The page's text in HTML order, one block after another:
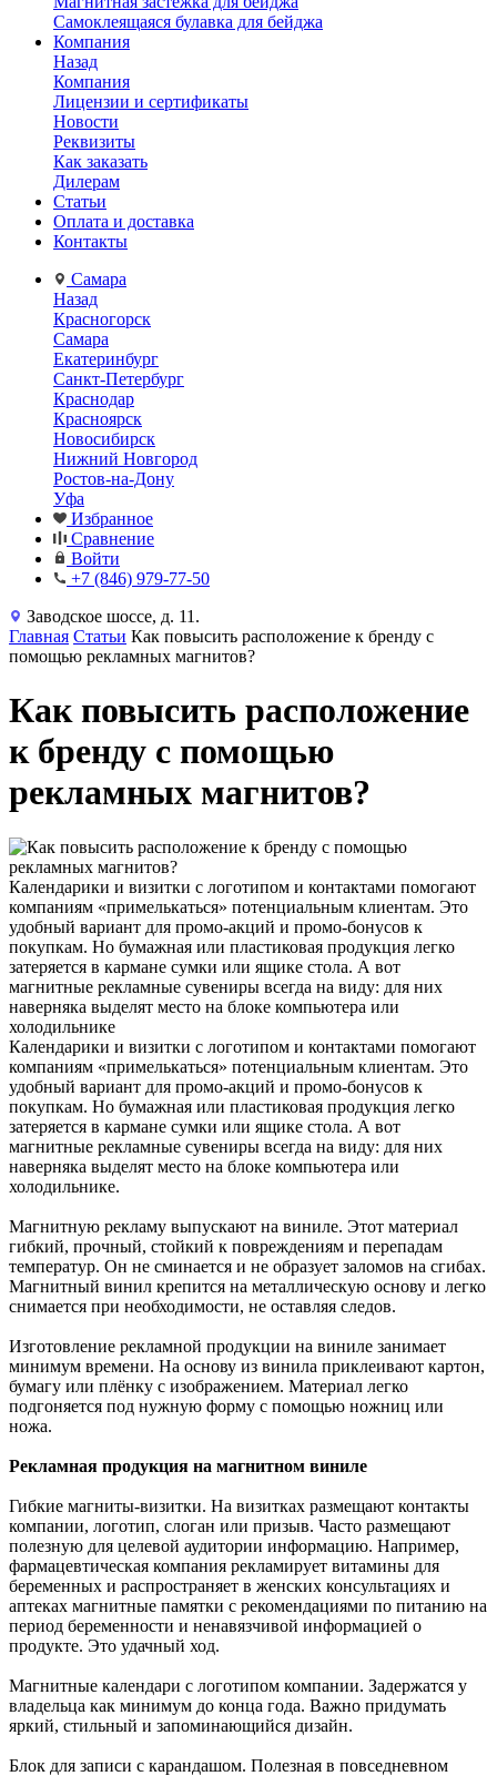
Самоклеящаяся булавка для бейджа
Компания
Назад
Компания
Лицензии и сертификаты
Новости
Реквизиты
Как заказать
Дилерам
Статьи
Оплата и доставка
Контакты
Самара
Назад
Красногорск
Самара
Екатеринбург
Санкт-Петербург
Краснодар
Красноярск
Новосибирск
Нижний Новгород
Ростов-на-Дону
Уфа
Избранное
Сравнение
Войти
+7 (846) 979-77-50
Заводское шоссе, д. 11.
Главная Статьи Как повысить расположение к бренду с
помощью рекламных магнитов?
Как повысить расположение
к бренду с помощью
рекламных магнитов?
Календарики и визитки с логотипом и контактами помогают
компаниям «примелькаться» потенциальным клиентам. Это
удобный вариант для промо-акций и промо-бонусов к
покупкам. Но бумажная или пластиковая продукция легко
затеряется в кармане сумки или ящике стола. А вот
магнитные рекламные сувениры всегда на виду: для них
наверняка выделят место на блоке компьютера или
холодильнике
Календарики и визитки с логотипом и контактами помогают
компаниям «примелькаться» потенциальным клиентам. Это
удобный вариант для промо-акций и промо-бонусов к
покупкам. Но бумажная или пластиковая продукция легко
затеряется в кармане сумки или ящике стола. А вот
магнитные рекламные сувениры всегда на виду: для них
наверняка выделят место на блоке компьютера или
холодильнике.
Магнитную рекламу выпускают на виниле. Этот материал
гибкий, прочный, стойкий к повреждениям и перепадам
температур. Он не сминается и не образует заломов на сгибах.
Магнитный винил крепится на металлическую основу и легко
снимается при необходимости, не оставляя следов.
Изготовление рекламной продукции на виниле занимает
минимум времени. На основу из винила приклеивают картон,
бумагу или плёнку с изображением. Материал легко
подгоняется под нужную форму с помощью ножниц или
ножа.
Рекламная продукция на магнитном виниле
Гибкие магниты-визитки. На визитках размещают контакты
компании, логотип, слоган или призыв. Часто размещают
полезную для целевой аудитории информацию. Например,
фармацевтическая компания рекламирует витамины для
беременных и распространяет в женских консультациях и
аптеках магнитные памятки с рекомендациями по питанию на
период беременности и ненавязчивой информацией о
продукте. Это удачный ход.
Магнитные календари с логотипом компании. Задержатся у
владельца как минимум до конца года. Важно придумать
яркий, стильный и запоминающийся дизайн.
Блок для записи с карандашом. Полезная в повседневном